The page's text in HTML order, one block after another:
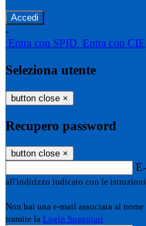
-
Entra con SPID Entra con CIE
Seleziona utente
button close ×
Recupero password
button close ×
all'indirizzo indicato con le istruzioni
Non hai una e-mail associata al
tramite la Login Spaggiari